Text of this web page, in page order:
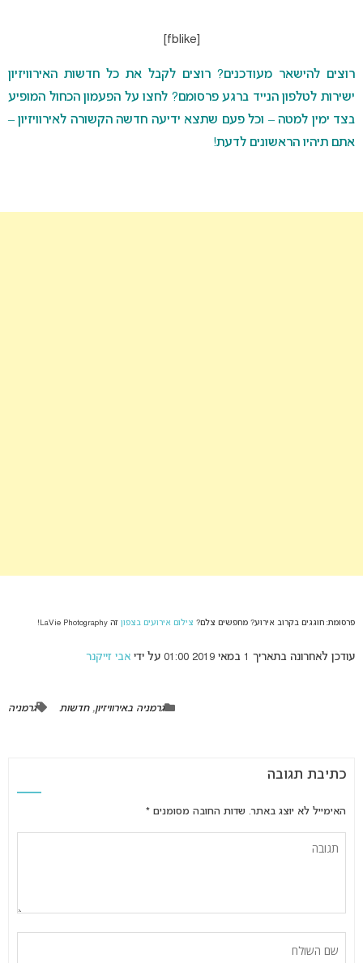
רוצים להישאר מעודכנים? רוצים לקבל את כל חדשות האירוויזיון
ישירות לטלפון הנייד ברגע פרסומם? לחצו על הפעמון הכחול המופיע
בצד ימין למטה – וכל פעם שתצא ידיעה חדשה הקשורה לאירוויזיון –
אתם תיהיו הראשונים לדעת!
פרסומת: חוגגים בקרוב אירוע? מחפשים צלם? צילום אירועים בצפון זה LaVie Photography!
עודכן לאחרונה בתאריך 1 במאי 2019 01:00 על ידי אבי זייקנר
גרמניה באירוויזיון,חדשות גרמניה
כתיבת תגובה
האימייל לא יוצג באתר. שדות החובה מסומנים *